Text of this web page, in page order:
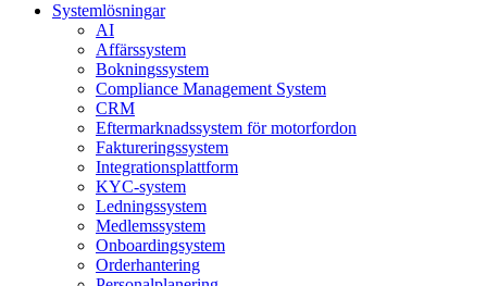
Systemlösningar
AI
Affärssystem
Bokningssystem
Compliance Management System
CRM
Eftermarknadssystem för motorfordon
Faktureringssystem
Integrationsplattform
KYC-system
Ledningssystem
Medlemssystem
Onboardingsystem
Orderhantering